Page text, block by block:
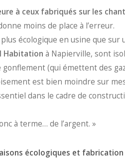
à ceux fabriqués sur les
moins de place à l’erreur.
écologique en usine que sur
Habitation à Napierville, sont
gonflement (qui émettent des
est bien moindre sur
dans le cadre de
à terme… de l’argent. »
écologiques et